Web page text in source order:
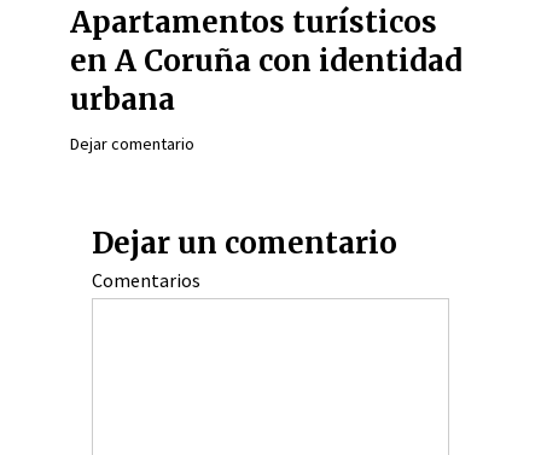
Apartamentos turísticos
en A Coruña con identidad
urbana
Dejar comentario
Dejar un comentario
Comentarios